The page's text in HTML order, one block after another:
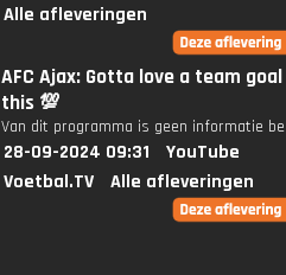
Alle afleveringen
AFC Ajax: Gotta love a team
this 💯
Van dit programma is geen informatie
28-09-2024 09:31
YouTube
Voetbal.TV
Alle afleveringen